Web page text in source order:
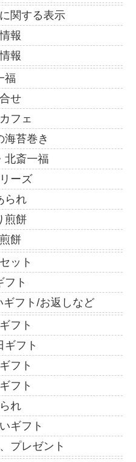
関する表示
報
報
福
せ
フェ
海苔巻き
北斎一福
ーズ
られ
煎餅
餅
ット
フト
フト/お返しなど
フト
ギフト
フト
フト
れ
ギフト
プレゼント